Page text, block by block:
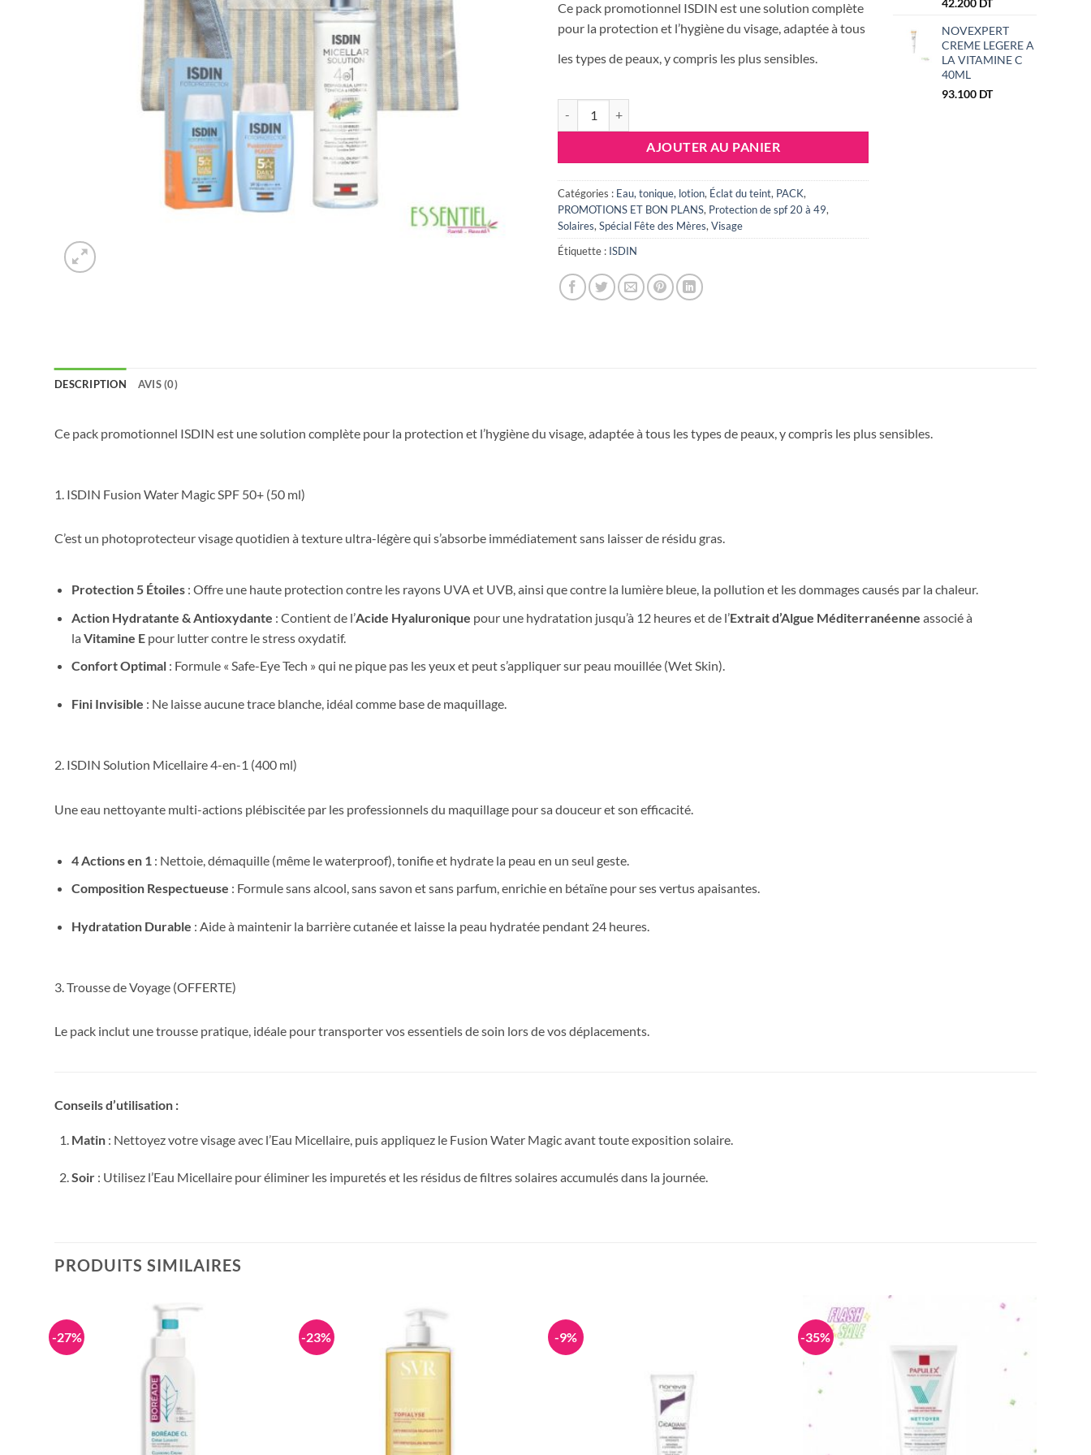
initial
était :
138.000 DT.
actuel
est :
102.500 DT.
Ce pack promotionnel ISDIN est une solution complète
pour la protection et l’hygiène du visage, adaptée à tous
les types de peaux, y compris les plus sensibles.
AJOUTER AU PANIER
Catégories : Eau, tonique, lotion, Éclat du teint, PACK,
PROMOTIONS ET BON PLANS, Protection de spf 20 à 49,
Solaires, Spécial Fête des Mères, Visage
Étiquette : ISDIN
42.200 DT
NOVEXPERT
CREME LEGERE A
LA VITAMINE C
40ML
93.100 DT
DESCRIPTION AVIS (0)
Ce pack promotionnel ISDIN est une solution complète pour la protection et l’hygiène du visage, adaptée à tous les types de peaux, y compris les plus sensibles.
1. ISDIN Fusion Water Magic SPF 50+ (50 ml)
C’est un photoprotecteur visage quotidien à texture ultra-légère qui s’absorbe immédiatement sans laisser de résidu gras.
Protection 5 Étoiles: Offre une haute protection contre les rayons UVA et UVB, ainsi que contre la lumière bleue, la pollution et les dommages causés par la chaleur.
Action Hydratante & Antioxydante : Contient de l’Acide Hyaluronique pour une hydratation jusqu’à 12 heures et de l’Extrait d’Algue Méditerranéenne associé à
la Vitamine Epour lutter contre le stress oxydatif.
Confort Optimal: Formule « Safe-Eye Tech » qui ne pique pas les yeux et peut s’appliquer sur peau mouillée (Wet Skin).
Fini Invisible : Ne laisse aucune trace blanche, idéal comme base de maquillage.
2. ISDIN Solution Micellaire 4-en-1 (400 ml)
Une eau nettoyante multi-actions plébiscitée par les professionnels du maquillage pour sa douceur et son efficacité.
4 Actions en 1 : Nettoie, démaquille (même le waterproof), tonifie et hydrate la peau en un seul geste.
Composition Respectueuse : Formule sans alcool, sans savon et sans parfum, enrichie en bétaïne pour ses vertus apaisantes.
Hydratation Durable : Aide à maintenir la barrière cutanée et laisse la peau hydratée pendant 24 heures.
3. Trousse de Voyage (OFFERTE)
Le pack inclut une trousse pratique, idéale pour transporter vos essentiels de soin lors de vos déplacements.
Conseils d’utilisation :
Matin: Nettoyez votre visage avec l’Eau Micellaire, puis appliquez le Fusion Water Magic avant toute exposition solaire.
Soir: Utilisez l’Eau Micellaire pour éliminer les impuretés et les résidus de filtres solaires accumulés dans la journée.
PRODUITS SIMILAIRES
-27% -23% -9% -35%